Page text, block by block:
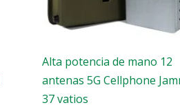
Alta potencia de mano 12
antenas 5G Cellphone
37 vatios